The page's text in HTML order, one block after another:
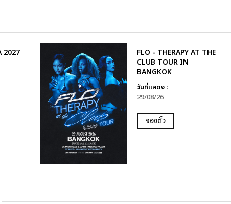
2027
FLO - THERAPY AT THE
CLUB TOUR IN
BANGKOK
วันที่แสดง :
29/08/26
จองตั๋ว